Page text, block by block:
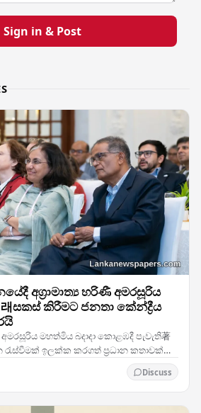
Sign in & Post
අග්‍රාමාත්‍ය හරිණී අමරසූරිය
සකස් කිරීමට ජනතා කේන්ද්‍රීය
අමරසූරිය මහත්මිය බදාදා කොළඹදී පැවැති著
රැස්වීමක් ඉලක්ක කරගත් ප්‍රධාන කතාවක්
Discuss